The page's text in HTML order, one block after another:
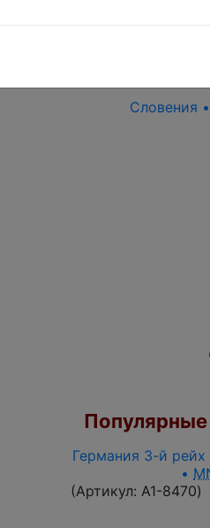
Словения
Германия 3-й рейх
•
(Артикул: A1-8470)